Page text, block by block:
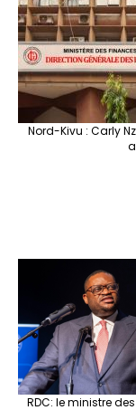
Nord-Kivu : Carly
RDC: le ministre